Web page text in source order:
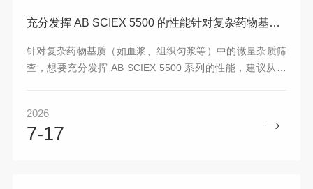
充分发挥 AB SCIEX 5500 的性能针对复杂药物基质中微量杂质筛查的具体优化策略
针对复杂药物基质（如血浆、组织匀浆等）中的微量杂质筛
查，想要充分发挥 AB SCIEX 5500 系列的性能，建议从以
2026
7-17